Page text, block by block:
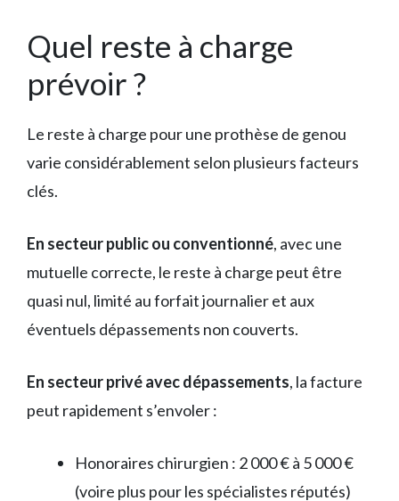
Quel reste à charge
prévoir ?
Le reste à charge pour une prothèse de genou
varie considérablement selon plusieurs facteurs
clés.
En secteur public ou conventionné, avec une
mutuelle correcte, le reste à charge peut être
quasi nul, limité au forfait journalier et aux
éventuels dépassements non couverts.
En secteur privé avec dépassements, la facture
peut rapidement s’envoler :
Honoraires chirurgien : 2 000 € à 5 000 €
(voire plus pour les spécialistes réputés)